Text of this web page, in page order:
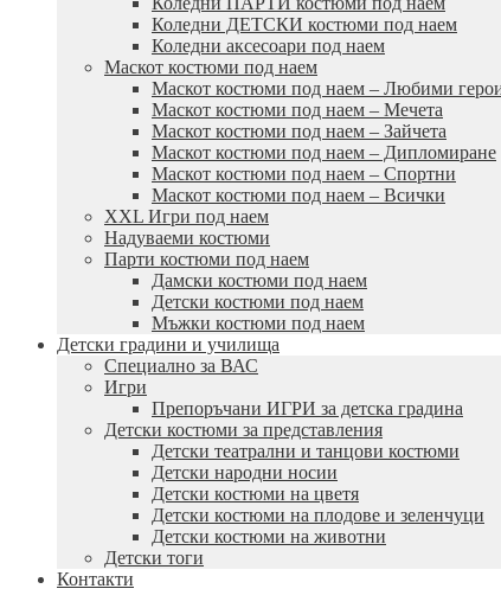
Коледни ДЕТСКИ костюми под наем
Коледни аксесоари под наем
Маскот костюми под наем
Маскот костюми под наем – Любими
Маскот костюми под наем – Мечета
Маскот костюми под наем – Зайчета
Маскот костюми под наем – Дипломиране
Маскот костюми под наем – Спортни
Маскот костюми под наем – Всички
XXL Игри под наем
Надуваеми костюми
Парти костюми под наем
Дамски костюми под наем
Детски костюми под наем
Мъжки костюми под наем
Детски градини и училища
Специално за ВАС
Игри
Препоръчани ИГРИ за детска градина
Детски костюми за представления
Детски театрални и танцови костюми
Детски народни носии
Детски костюми на цветя
Детски костюми на плодове и зеленчуци
Детски костюми на животни
Детски тоги
Контакти